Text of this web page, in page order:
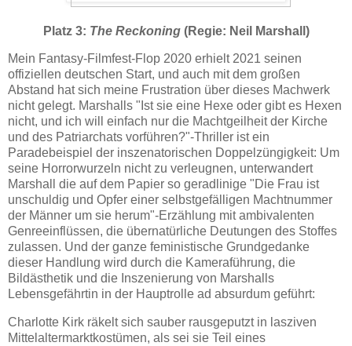
Platz 3: The Reckoning (Regie: Neil Marshall)
Mein Fantasy-Filmfest-Flop 2020 erhielt 2021 seinen
offiziellen deutschen Start, und auch mit dem großen
Abstand hat sich meine Frustration über dieses Machwerk
nicht gelegt. Marshalls "Ist sie eine Hexe oder gibt es Hexen
nicht, und ich will einfach nur die Machtgeilheit der Kirche
und des Patriarchats vorführen?"-Thriller ist ein
Paradebeispiel der inszenatorischen Doppelzüngigkeit: Um
seine Horrorwurzeln nicht zu verleugnen, unterwandert
Marshall die auf dem Papier so geradlinige "Die Frau ist
unschuldig und Opfer einer selbstgefälligen Machtnummer
der Männer um sie herum"-Erzählung mit ambivalenten
Genreeinflüssen, die übernatürliche Deutungen des Stoffes
zulassen. Und der ganze feministische Grundgedanke
dieser Handlung wird durch die Kameraführung, die
Bildästhetik und die Inszenierung von Marshalls
Lebensgefährtin in der Hauptrolle ad absurdum geführt:
Charlotte Kirk räkelt sich sauber rausgeputzt in lasziven
Mittelaltermarktkostümen, als sei sie Teil eines